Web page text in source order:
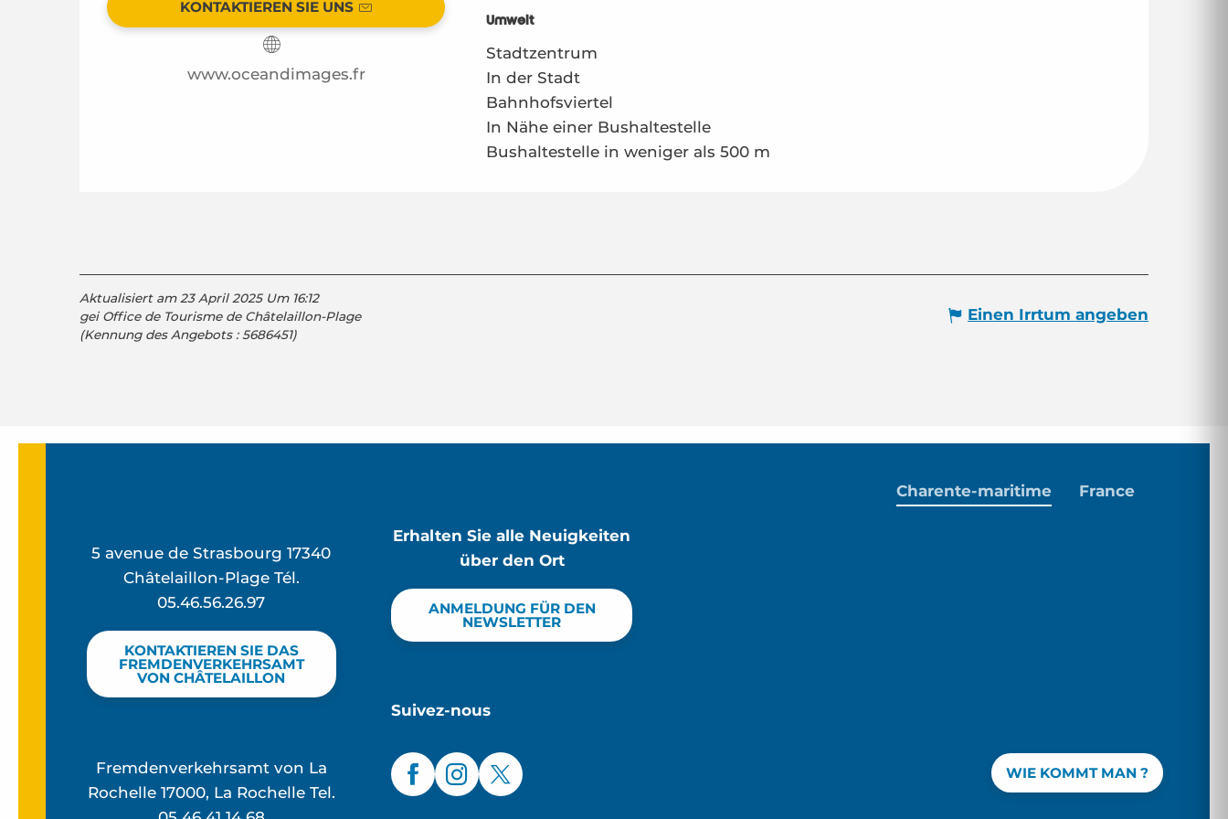
KONTAKTIEREN SIE UNS
www.oceandimages.fr
Umwelt
Umwelt
Stadtzentrum
In der Stadt
Bahnhofsviertel
In Nähe einer Bushaltestelle
Bushaltestelle in weniger als 500 m
Aktualisiert am 23 April 2025 Um 16:12
gei Office de Tourisme de Châtelaillon-Plage
(Kennung des Angebots :5686451)
Einen Irrtum angeben
5 avenue de Strasbourg 17340
Châtelaillon-Plage Tél.
05.46.56.26.97
KONTAKTIEREN SIE DAS
FREMDENVERKEHRSAMT
VON CHÂTELAILLON
Fremdenverkehrsamt von La
Rochelle 17000, La Rochelle Tel.
Erhalten Sie alle Neuigkeiten
über den Ort
ANMELDUNG FÜR DEN
NEWSLETTER
Suivez-nous
WIE KOMMT MAN ?
Charente-maritime France